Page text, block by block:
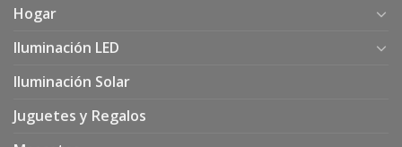
Hogar
Iluminación LED
Iluminación Solar
Juguetes y Regalos